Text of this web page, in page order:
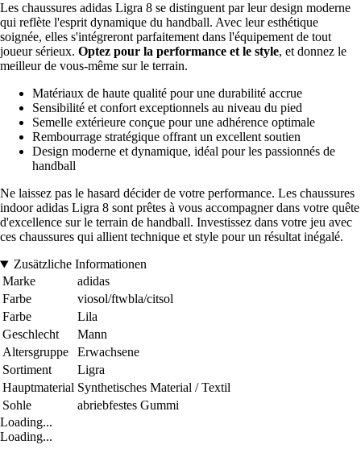
Les chaussures adidas Ligra 8 se distinguent par leur design moderne
qui reflète l'esprit dynamique du handball. Avec leur esthétique
soignée, elles s'intégreront parfaitement dans l'équipement de tout
joueur sérieux. Optez pour la performance et le style, et donnez le
meilleur de vous-même sur le terrain.
Matériaux de haute qualité pour une durabilité accrue
Sensibilité et confort exceptionnels au niveau du pied
Semelle extérieure conçue pour une adhérence optimale
Rembourrage stratégique offrant un excellent soutien
Design moderne et dynamique, idéal pour les passionnés de
handball
Ne laissez pas le hasard décider de votre performance. Les chaussures
indoor adidas Ligra 8 sont prêtes à vous accompagner dans votre quête
d'excellence sur le terrain de handball. Investissez dans votre jeu avec
ces chaussures qui allient technique et style pour un résultat inégalé.
Zusätzliche Informationen
Marke
adidas
Farbe
viosol/ftwbla/citsol
Farbe
Lila
Geschlecht
Mann
Altersgruppe
Erwachsene
Sortiment
Ligra
Hauptmaterial Synthetisches Material / Textil
Sohle
abriebfestes Gummi
Loading...
Loading...